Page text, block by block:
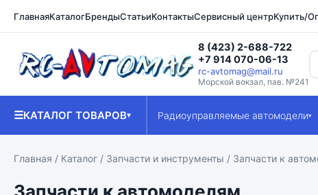
ГлавнаяКаталогБрендыСтатьиКонтактыСервисный центрКупить/
8 (423) 2-688-722
+7 914 070-06-13
rc-avtomag@mail.ru
Морской вокзал, пав. №241
☰КАТАЛОГ ТОВАРОВ▾ Радиоуправляемые автомодели▾
Главная / Каталог / Запчасти и инструменты / Запчасти к